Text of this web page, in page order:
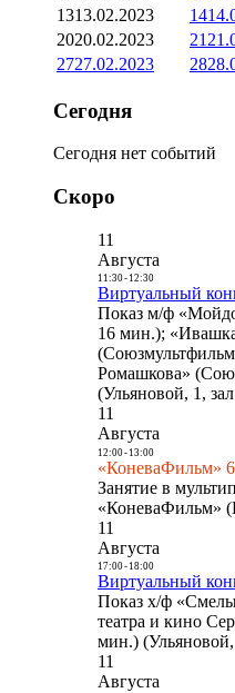
1313.02.2023 14
2020.02.2023 21
2727.02.2023 28
Сегодня
Сегодня нет событий
Скоро
11
Августа
11:30- 12:30
Виртуальный
Показ м/ф
16 мин.);
Ромашкова»
(Ульяновой, 1,
11
Августа
12:00- 13:00
«КоневаФильм»
Занятие в
«КоневаФильм»
11
Августа
17:00- 18:00
Виртуальный
Показ х/ф
театра и кино
мин.)
11
Августа